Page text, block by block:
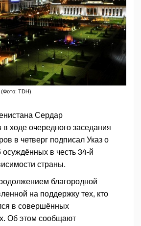
TDH)
Сердар
ходе очередного заседания
в четверг подписал Указ о
в честь 34-й
страны.
благородной
на поддержку тех, кто
в совершённых
Об этом сообщают